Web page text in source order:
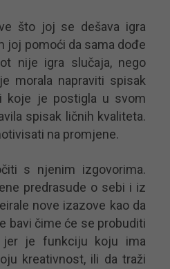
što joj se dešava igra
joj pomoći da sama dođe
nije igra slučaja, nego
morala napraviti spisak
koje je postigla u svom
spisak ličnih kvaliteta.
na promjene.
s njenim izgovorima.
predrasude o sebi i iz
nove izazove kao da
bavi čime će se probuditi
jer je funkciju koju ima
kreativnost, ili da traži